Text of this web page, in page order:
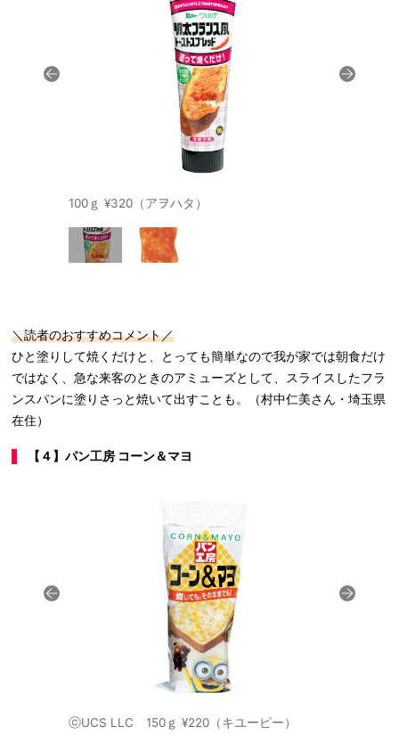
100ｇ ¥320（アヲハタ）
＼読者のおすすめコメント／
ひと塗りして焼くだけと、とっても簡単なので我が家では朝食だけ
ではなく、急な来客のときのアミューズとして、スライスしたフラ
ンスパンに塗りさっと焼いて出すことも。（村中仁美さん・埼玉県
在住）
【４】パン工房 コーン＆マヨ
ⓒUCS LLC 150ｇ ¥220（キユーピー）